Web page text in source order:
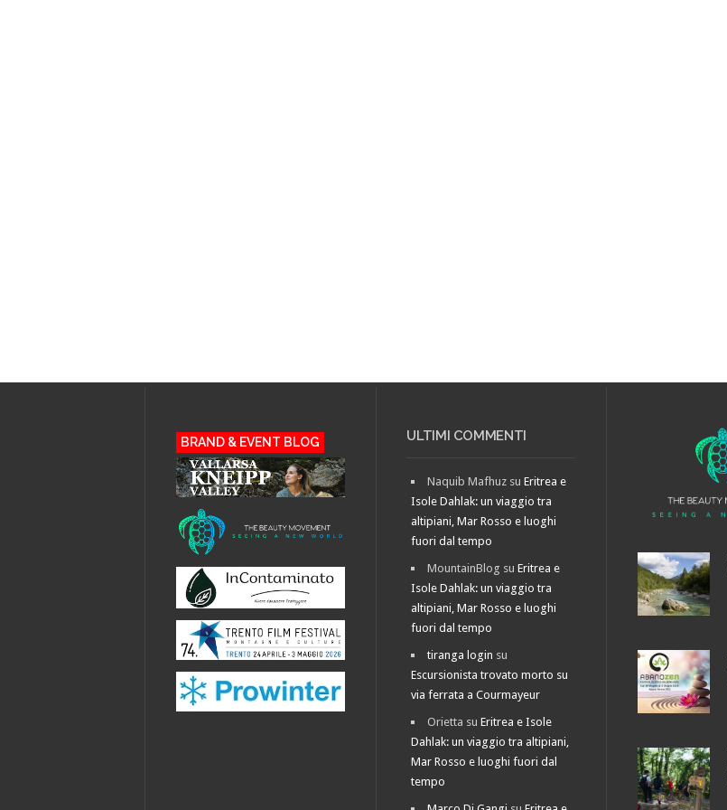
BRAND & EVENT BLOG ULTIMI COMMENTI
Naquib Mafhuz suEritrea e
Isole Dahlak: un viaggio tra
altipiani, Mar Rosso e luoghi
fuori dal tempo
MountainBlog suEritrea e
Isole Dahlak: un viaggio tra
altipiani, Mar Rosso e luoghi
fuori dal tempo
tiranga login su
Escursionista trovato morto su
via ferrata a Courmayeur
Orietta suEritrea e Isole
Dahlak: un viaggio tra altipiani,
Mar Rosso e luoghi fuori dal
tempo